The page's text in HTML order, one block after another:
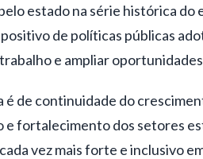
estado na série histórica do
de políticas públicas
e ampliar
é de continuidade do
e fortalecimento dos setores
vez mais forte e inclusivo